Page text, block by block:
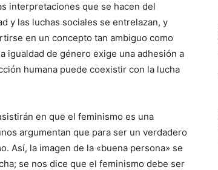
interpretaciones que se hacen del
y las luchas sociales se entrelazan, y
en un concepto tan ambiguo como
igualdad de género exige una adhesión a
humana puede coexistir con la lucha
en que el feminismo es una
argumentan que para ser un verdadero
Así, la imagen de la «buena persona» se
se nos dice que el feminismo debe ser